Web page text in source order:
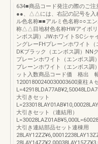
634■商品コード発注の際のご
●●、△△には、右記の記号を入
ル色名称■■アルミ色名称○○エ
称△△目地材色名称HWアイボ
ンボス調）JWホワイトSCシャ
ングレーFHプレーンホワイト
DKブラック（エンボス調）NN
プレーンホワイト（エンボス調
プレーンホワイト（エンボス調
ット入数商品コード価 格出
12001800240030003600束柱Ａ
大引きセット
大引きセット（連結用）
大引き連結部品セット連棟用